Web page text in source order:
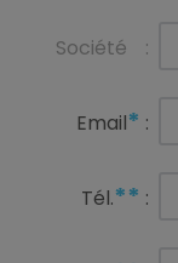
Société :
Email* :
Tél.** :